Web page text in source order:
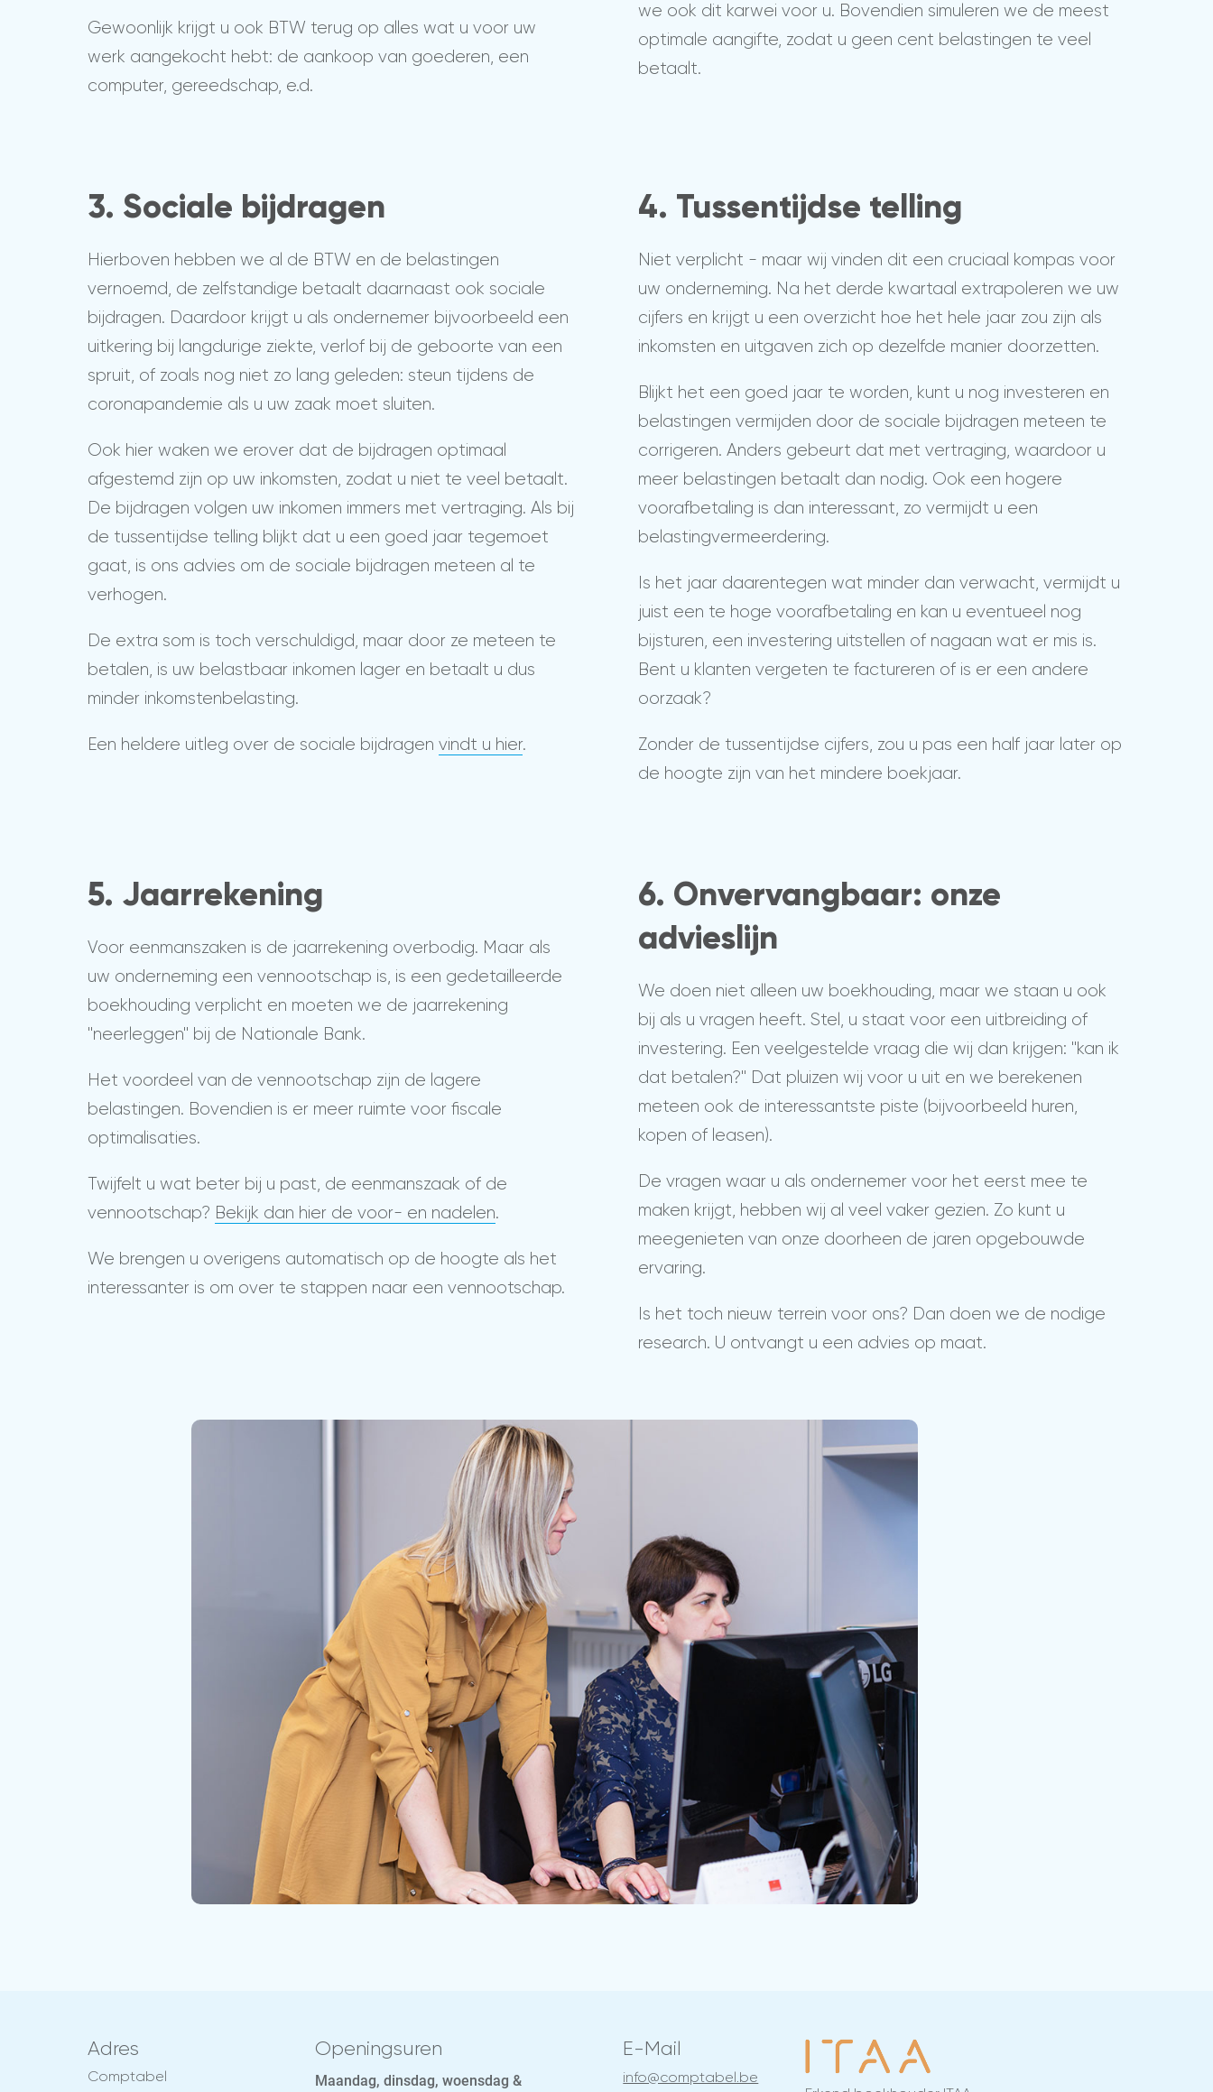
Gewoonlijk krijgt u ook BTW terug op alles wat u voor uw
werk aangekocht hebt: de aankoop van goederen, een
computer, gereedschap, e.d.
we ook dit karwei voor u. Bovendien simuleren we de meest
optimale aangifte, zodat u geen cent belastingen te veel
betaalt.
3. Sociale bijdragen
Hierboven hebben we al de BTW en de belastingen
vernoemd, de zelfstandige betaalt daarnaast ook sociale
bijdragen. Daardoor krijgt u als ondernemer bijvoorbeeld een
uitkering bij langdurige ziekte, verlof bij de geboorte van een
spruit, of zoals nog niet zo lang geleden: steun tijdens de
coronapandemie als u uw zaak moet sluiten.
Ook hier waken we erover dat de bijdragen optimaal
afgestemd zijn op uw inkomsten, zodat u niet te veel betaalt.
De bijdragen volgen uw inkomen immers met vertraging. Als bij
de tussentijdse telling blijkt dat u een goed jaar tegemoet
gaat, is ons advies om de sociale bijdragen meteen al te
verhogen.
De extra som is toch verschuldigd, maar door ze meteen te
betalen, is uw belastbaar inkomen lager en betaalt u dus
minder inkomstenbelasting.
Een heldere uitleg over de sociale bijdragen vindt u hier.
4. Tussentijdse telling
Niet verplicht - maar wij vinden dit een cruciaal kompas voor
uw onderneming. Na het derde kwartaal extrapoleren we uw
cijfers en krijgt u een overzicht hoe het hele jaar zou zijn als
inkomsten en uitgaven zich op dezelfde manier doorzetten.
Blijkt het een goed jaar te worden, kunt u nog investeren en
belastingen vermijden door de sociale bijdragen meteen te
corrigeren. Anders gebeurt dat met vertraging, waardoor u
meer belastingen betaalt dan nodig. Ook een hogere
voorafbetaling is dan interessant, zo vermijdt u een
belastingvermeerdering.
Is het jaar daarentegen wat minder dan verwacht, vermijdt u
juist een te hoge voorafbetaling en kan u eventueel nog
bijsturen, een investering uitstellen of nagaan wat er mis is.
Bent u klanten vergeten te factureren of is er een andere
oorzaak?
Zonder de tussentijdse cijfers, zou u pas een half jaar later op
de hoogte zijn van het mindere boekjaar.
5. Jaarrekening
Voor eenmanszaken is de jaarrekening overbodig. Maar als
uw onderneming een vennootschap is, is een gedetailleerde
boekhouding verplicht en moeten we de jaarrekening
"neerleggen" bij de Nationale Bank.
Het voordeel van de vennootschap zijn de lagere
belastingen. Bovendien is er meer ruimte voor fiscale
optimalisaties.
Twijfelt u wat beter bij u past, de eenmanszaak of de
vennootschap? Bekijk dan hier de voor- en nadelen.
We brengen u overigens automatisch op de hoogte als het
interessanter is om over te stappen naar een vennootschap.
6. Onvervangbaar: onze
advieslijn
We doen niet alleen uw boekhouding, maar we staan u ook
bij als u vragen heeft. Stel, u staat voor een uitbreiding of
investering. Een veelgestelde vraag die wij dan krijgen: "kan ik
dat betalen?" Dat pluizen wij voor u uit en we berekenen
meteen ook de interessantste piste (bijvoorbeeld huren,
kopen of leasen).
De vragen waar u als ondernemer voor het eerst mee te
maken krijgt, hebben wij al veel vaker gezien. Zo kunt u
meegenieten van onze doorheen de jaren opgebouwde
ervaring.
Is het toch nieuw terrein voor ons? Dan doen we de nodige
research. U ontvangt u een advies op maat.
Adres
Comptabel
Openingsuren
Maandag, dinsdag, woensdag &
E-Mail
info@comptabel.be